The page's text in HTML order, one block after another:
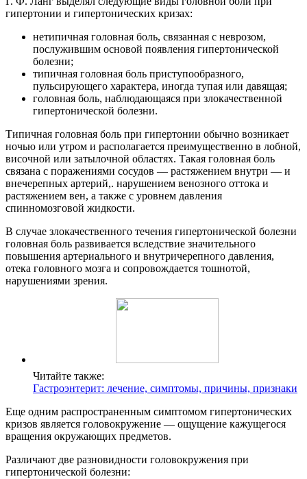
гипертонии и гипертонических кризах:
нетипичная головная боль, связанная с неврозом,
послужившим основой появления гипертонической
болезни;
типичная головная боль приступообразного,
пульсирующего характера, иногда тупая или давящая;
головная боль, наблюдающаяся при злокачественной
гипертонической болезни.
Типичная головная боль при гипертонии обычно возникает
ночью или утром и располагается преимущественно в лобной,
височной или затылочной областях. Такая головная боль
связана с поражениями сосудов — растяжением внутри — и
внечерепных артерий,. нарушением венозного оттока и
растяжением вен, а также с уровнем давления
спинномозговой жидкости.
В случае злокачественного течения гипертонической болезни
головная боль развивается вследствие значительного
повышения артериального и внутричерепного давления,
отека головного мозга и сопровождается тошнотой,
нарушениями зрения.
Читайте также:
Гастроэнтерит: лечение, симптомы, причины, признаки
Еще одним распространенным симптомом гипертонических
кризов является головокружение — ощущение кажущегося
вращения окружающих предметов.
Различают две разновидности головокружения при
гипертонической болезни: